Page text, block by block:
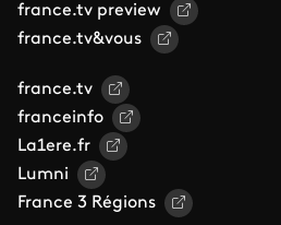
france.tv preview
france.tv&vous
france.tv
franceinfo
La1ere.fr
Lumni
France 3 Régions